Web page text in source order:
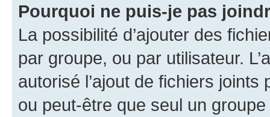
Pourquoi ne puis-je pas
La possibilité d’ajouter des
par groupe, ou par utilisateur.
autorisé l’ajout de fichiers
ou peut-être que seul un